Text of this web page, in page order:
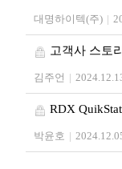
대명하이텍(주) |
고객사 스토
김주언 |
RDX
박윤호 |